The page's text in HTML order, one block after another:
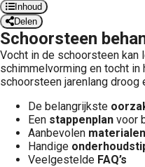
Inhoud
Delen
Schoorsteen
Vocht in de schoorsteen kan
schimmelvorming en tocht in
schoorsteen jarenlang droog
De belangrijkste
Een stappenplan voor
Aanbevolen
Handige
Veelgestelde FAQ’s